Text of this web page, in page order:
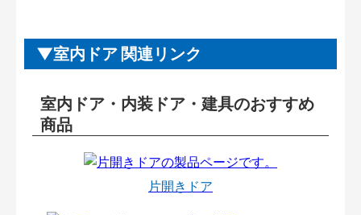
室内ドア 関連リンク
室内ドア・内装ドア・建具のおすすめ
商品
片開きドア